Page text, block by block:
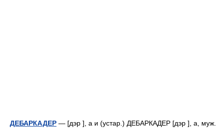
ДЕБАРКАДЕР — [дэр ], а и (устар.) ДЕБАРКАДЕР [дэр ], а, муж.